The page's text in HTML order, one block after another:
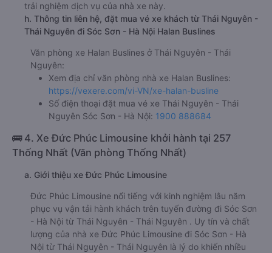
trải nghiệm dịch vụ của nhà xe này.
h. Thông tin liên hệ, đặt mua vé xe khách từ Thái Nguyên -
Thái Nguyên đi Sóc Sơn - Hà Nội Halan Buslines
Văn phòng xe Halan Buslines ở Thái Nguyên - Thái
Nguyên:
Xem địa chỉ văn phòng nhà xe Halan Buslines:
https://vexere.com/vi-VN/xe-halan-busline
Số điện thoại đặt mua vé xe Thái Nguyên - Thái
Nguyên Sóc Sơn - Hà Nội: 1900 888684
🚌 4. Xe Đức Phúc Limousine khởi hành tại 257
Thống Nhất (Văn phòng Thống Nhất)
a. Giới thiệu xe Đức Phúc Limousine
Đức Phúc Limousine nổi tiếng với kinh nghiệm lâu năm
phục vụ vận tải hành khách trên tuyến đường đi Sóc Sơn
- Hà Nội từ Thái Nguyên - Thái Nguyên . Uy tín và chất
lượng của nhà xe Đức Phúc Limousine đi Sóc Sơn - Hà
Nội từ Thái Nguyên - Thái Nguyên là lý do khiến nhiều